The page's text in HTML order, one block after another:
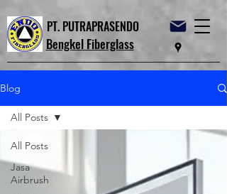
PT. PUTRAPRASENDO
Bengkel Fiberglass
Blog
All Posts
Jasa
Airbrush
All Posts